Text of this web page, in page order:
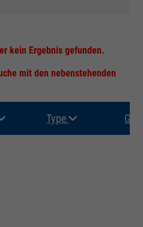
kein Ergebnis gefunden.
mit den nebenstehenden
Type